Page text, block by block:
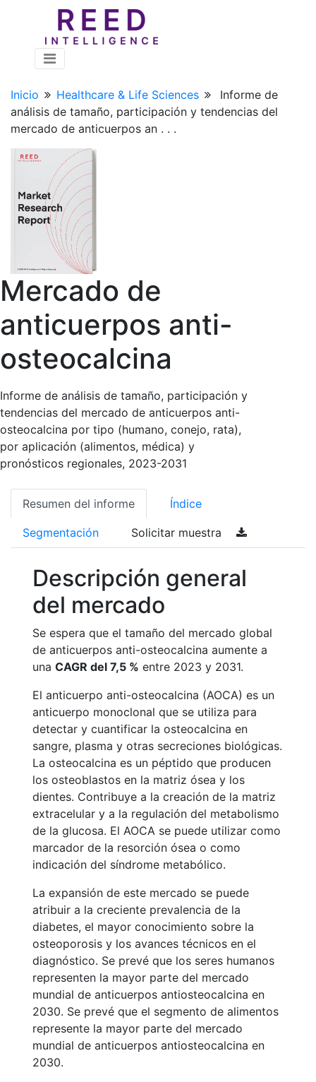
Inicio Healthcare & Life Sciences
Informe de
análisis de tamaño, participación y tendencias del
mercado de anticuerpos an . . .
Mercado de
anticuerpos anti-
osteocalcina
Informe de análisis de tamaño, participación y
tendencias del mercado de anticuerpos anti-
osteocalcina por tipo (humano, conejo, rata),
por aplicación (alimentos, médica) y
pronósticos regionales, 2023-2031
Resumen del informe Índice
Segmentación Solicitar muestra
Descripción general
del mercado
Se espera que el tamaño del mercado global
de anticuerpos anti-osteocalcina aumente a
una CAGR del 7,5 % entre 2023 y 2031.
El anticuerpo anti-osteocalcina (AOCA) es un
anticuerpo monoclonal que se utiliza para
detectar y cuantificar la osteocalcina en
sangre, plasma y otras secreciones biológicas.
La osteocalcina es un péptido que producen
los osteoblastos en la matriz ósea y los
dientes. Contribuye a la creación de la matriz
extracelular y a la regulación del metabolismo
de la glucosa. El AOCA se puede utilizar como
marcador de la resorción ósea o como
indicación del síndrome metabólico.
La expansión de este mercado se puede
atribuir a la creciente prevalencia de la
diabetes, el mayor conocimiento sobre la
osteoporosis y los avances técnicos en el
diagnóstico. Se prevé que los seres humanos
representen la mayor parte del mercado
mundial de anticuerpos antiosteocalcina en
2030. Se prevé que el segmento de alimentos
represente la mayor parte del mercado
mundial de anticuerpos antiosteocalcina en
2030.